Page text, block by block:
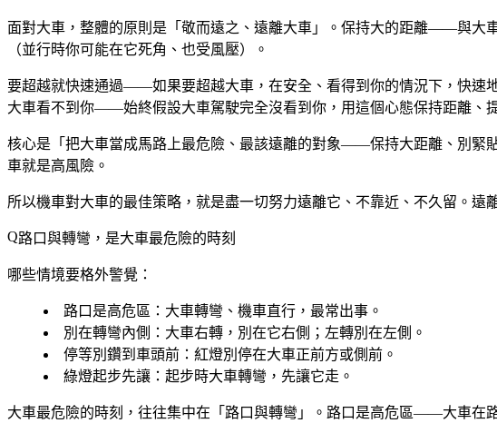
面對大車，整體的原則是「敬而遠之、遠離大車」。保持大的距離——與
（並行時你可能在它死角、也受風壓）。
要超越就快速通過——如果要超越大車，在安全、看得到你的情況下，快
大車看不到你——始終假設大車駕駛完全沒看到你，用這個心態保持距離、
核心是「把大車當成馬路上最危險、最該遠離的對象——保持大距離、別緊
車就是高風險。
所以機車對大車的最佳策略，就是盡一切努力遠離它、不靠近、不久留。遠
路口與轉彎，是大車最危險的時刻
哪些情境要格外警覺：
路口是高危區 ：大車轉彎、機車直行，最常出事。
別在轉彎內側 ：大車右轉，別在它右側；左轉別在左側。
停等別鑽到車頭前 ：紅燈別停在大車正前方或側前。
綠燈起步先讓 ：起步時大車轉彎，先讓它走。
大車最危險的時刻，往往集中在「路口與轉彎」。路口是高危區——大車在